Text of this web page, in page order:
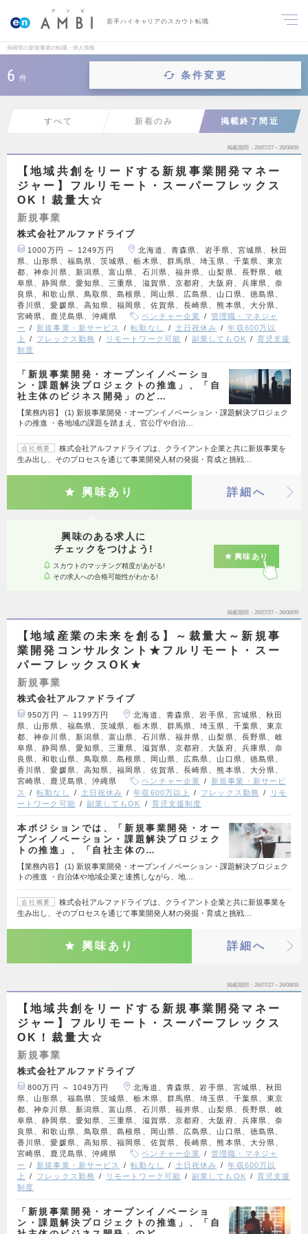
若手ハイキャリアのスカウト転職
長崎県の新規事業の転職・求人情報
6 件 条件変更
すべて 新着のみ 掲載終了間近
掲載期間 26/07/27～26/08/09
【地域共創をリードする新規事業開発マネー
ジャー】フルリモート・スーパーフレックス
OK！裁量大☆
新規事業
株式会社アルファドライブ
1000万円 ～ 1249万円
北海道、青森県、岩手県、宮城県、秋田
県、山形県、福島県、茨城県、栃木県、群馬県、埼玉県、千葉県、東京
都、神奈川県、新潟県、富山県、石川県、福井県、山梨県、長野県、岐
阜県、静岡県、愛知県、三重県、滋賀県、京都府、大阪府、兵庫県、奈
良県、和歌山県、鳥取県、島根県、岡山県、広島県、山口県、徳島県、
香川県、愛媛県、高知県、福岡県、佐賀県、長崎県、熊本県、大分県、
宮崎県、鹿児島県、沖縄県
ベンチャー企業
管理職・マネジャ
ー
新規事業・新サービス 転勤なし 土日祝休み
年収600万以
上
フレックス勤務 リモートワーク可能 副業してもOK
育児支援
制度
「新規事業開発・オープンイノベーショ
ン・課題解決プロジェクトの推進」、「自
社主体のビジネス開発」のど…
【業務内容】 (1) 新規事業開発・オープンイノベーション・課題解決プロジェク
トの推進 ・各地域の課題を踏まえ、官公庁や自治…
会社概要
株式会社アルファドライブは、クライアント企業と共に新規事業を
生み出し、そのプロセスを通じて事業開発人材の発掘・育成と挑戦…
興味あり 詳細へ
興味のある求人に
チェックをつけよう!
スカウトのマッチング精度があがる!
その求人への合格可能性がわかる!
興味あり
掲載期間 26/07/27～26/08/09
【地域産業の未来を創る】～裁量大～新規事
業開発コンサルタント★フルリモート・スー
パーフレックスOK★
新規事業
株式会社アルファドライブ
950万円 ～ 1199万円
北海道、青森県、岩手県、宮城県、秋田
県、山形県、福島県、茨城県、栃木県、群馬県、埼玉県、千葉県、東京
都、神奈川県、新潟県、富山県、石川県、福井県、山梨県、長野県、岐
阜県、静岡県、愛知県、三重県、滋賀県、京都府、大阪府、兵庫県、奈
良県、和歌山県、鳥取県、島根県、岡山県、広島県、山口県、徳島県、
香川県、愛媛県、高知県、福岡県、佐賀県、長崎県、熊本県、大分県、
宮崎県、鹿児島県、沖縄県
ベンチャー企業
新規事業・新サービ
ス
転勤なし 土日祝休み 年収600万以上 フレックス勤務
リモ
ートワーク可能
副業してもOK 育児支援制度
本ポジションでは、「新規事業開発・オー
プンイノベーション・課題解決プロジェク
トの推進」、「自社主体の…
【業務内容】 (1) 新規事業開発・オープンイノベーション・課題解決プロジェク
トの推進 ・自治体や地域企業と連携しながら、地…
会社概要
株式会社アルファドライブは、クライアント企業と共に新規事業を
生み出し、そのプロセスを通じて事業開発人材の発掘・育成と挑戦…
興味あり 詳細へ
掲載期間 26/07/27～26/08/09
【地域共創をリードする新規事業開発マネー
ジャー】フルリモート・スーパーフレックス
OK！裁量大☆
新規事業
株式会社アルファドライブ
800万円 ～ 1049万円
北海道、青森県、岩手県、宮城県、秋田
県、山形県、福島県、茨城県、栃木県、群馬県、埼玉県、千葉県、東京
都、神奈川県、新潟県、富山県、石川県、福井県、山梨県、長野県、岐
阜県、静岡県、愛知県、三重県、滋賀県、京都府、大阪府、兵庫県、奈
良県、和歌山県、鳥取県、島根県、岡山県、広島県、山口県、徳島県、
香川県、愛媛県、高知県、福岡県、佐賀県、長崎県、熊本県、大分県、
宮崎県、鹿児島県、沖縄県
ベンチャー企業
管理職・マネジャ
ー
新規事業・新サービス 転勤なし 土日祝休み
年収600万以
上
フレックス勤務 リモートワーク可能 副業してもOK
育児支援
制度
「新規事業開発・オープンイノベーショ
ン・課題解決プロジェクトの推進」、「自